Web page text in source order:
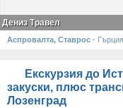
Дениз Травел
Аспровалта, Ставрос · Гърция
Екскурзия до
закуски, плюс
Лозенград